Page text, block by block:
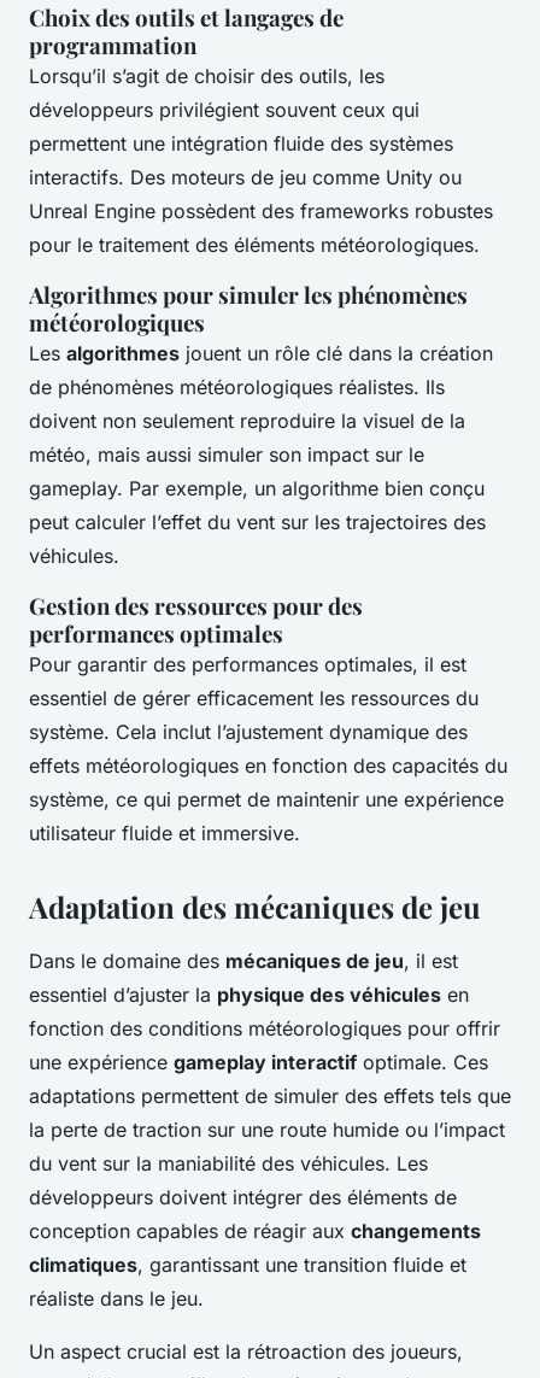
Choix des outils et langages de
programmation
Lorsqu’il s’agit de choisir des outils, les
développeurs privilégient souvent ceux qui
permettent une intégration fluide des systèmes
interactifs. Des moteurs de jeu comme Unity ou
Unreal Engine possèdent des frameworks robustes
pour le traitement des éléments météorologiques.
Algorithmes pour simuler les phénomènes
météorologiques
Les algorithmes jouent un rôle clé dans la création
de phénomènes météorologiques réalistes. Ils
doivent non seulement reproduire la visuel de la
météo, mais aussi simuler son impact sur le
gameplay. Par exemple, un algorithme bien conçu
peut calculer l’effet du vent sur les trajectoires des
véhicules.
Gestion des ressources pour des
performances optimales
Pour garantir des performances optimales, il est
essentiel de gérer efficacement les ressources du
système. Cela inclut l’ajustement dynamique des
effets météorologiques en fonction des capacités du
système, ce qui permet de maintenir une expérience
utilisateur fluide et immersive.
Adaptation des mécaniques de jeu
Dans le domaine des mécaniques de jeu, il est
essentiel d’ajuster la physique des véhicules en
fonction des conditions météorologiques pour offrir
une expérience gameplay interactif optimale. Ces
adaptations permettent de simuler des effets tels que
la perte de traction sur une route humide ou l’impact
du vent sur la maniabilité des véhicules. Les
développeurs doivent intégrer des éléments de
conception capables de réagir aux changements
climatiques, garantissant une transition fluide et
réaliste dans le jeu.
Un aspect crucial est la rétroaction des joueurs,